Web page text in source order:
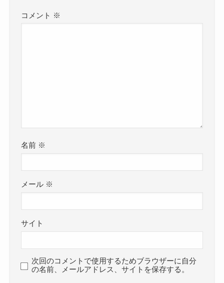
コメント ※
名前 ※
メール ※
サイト
次回のコメントで使用するためブラウザーに自分
の名前、メールアドレス、サイトを保存する。